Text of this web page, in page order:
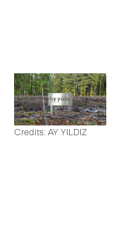
Credits: AY YILDIZ